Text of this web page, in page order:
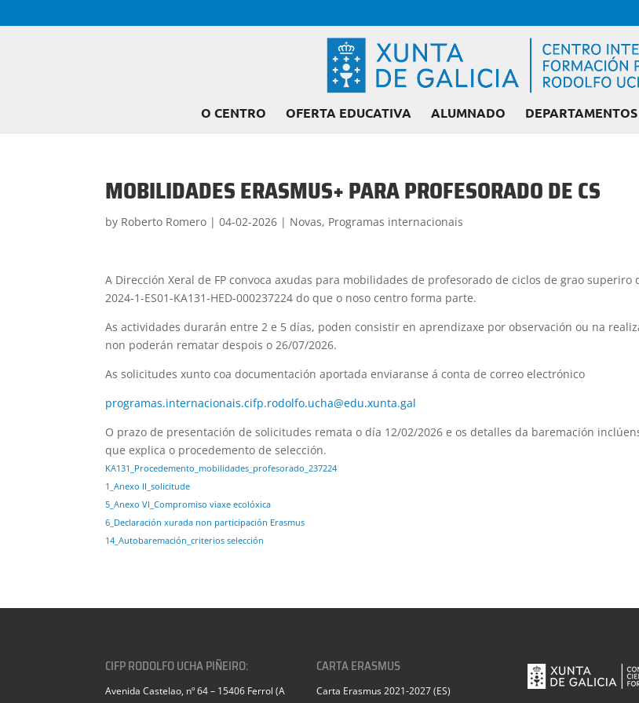
O CENTRO OFERTA EDUCATIVA ALUMNADO DEPARTAMENTOS
MOBILIDADES ERASMUS+ PARA PROFESORADO DE CS
by Roberto Romero |04-02-2026 | Novas, Programas internacionais
A Dirección Xeral de FP convoca axudas para mobilidades de profesorado de ciclos de grao superiro
2024-1-ES01-KA131-HED-000237224 do que o noso centro forma parte.
As actividades durarán entre 2 e 5 días, poden consistir en aprendizaxe por observación ou na
non poderán rematar despois o 26/07/2026.
As solicitudes xunto coa documentación aportada enviaranse á conta de correo electrónico
programas.internacionais.cifp.rodolfo.ucha@edu.xunta.gal
O prazo de presentación de solicitudes remata o día 12/02/2026 e os detalles da baremación
que explica o procedemento de selección.
KA131_Procedemento_mobilidades_profesorado_237224
1_Anexo II_solicitude
5_Anexo VI_Compromiso viaxe ecolóxica
6_Declaración xurada non participación Erasmus
14_Autobaremación_criterios selección
CIFP RODOLFO UCHA PIÑEIRO:
Avenida Castelao, nº 64 – 15406 Ferrol (A
CARTA ERASMUS
Carta Erasmus 2021-2027 (ES)